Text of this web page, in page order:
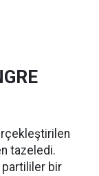
tazeledi.
partililer bir